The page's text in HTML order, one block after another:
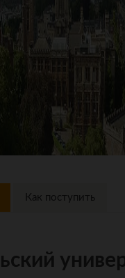
Как поступить